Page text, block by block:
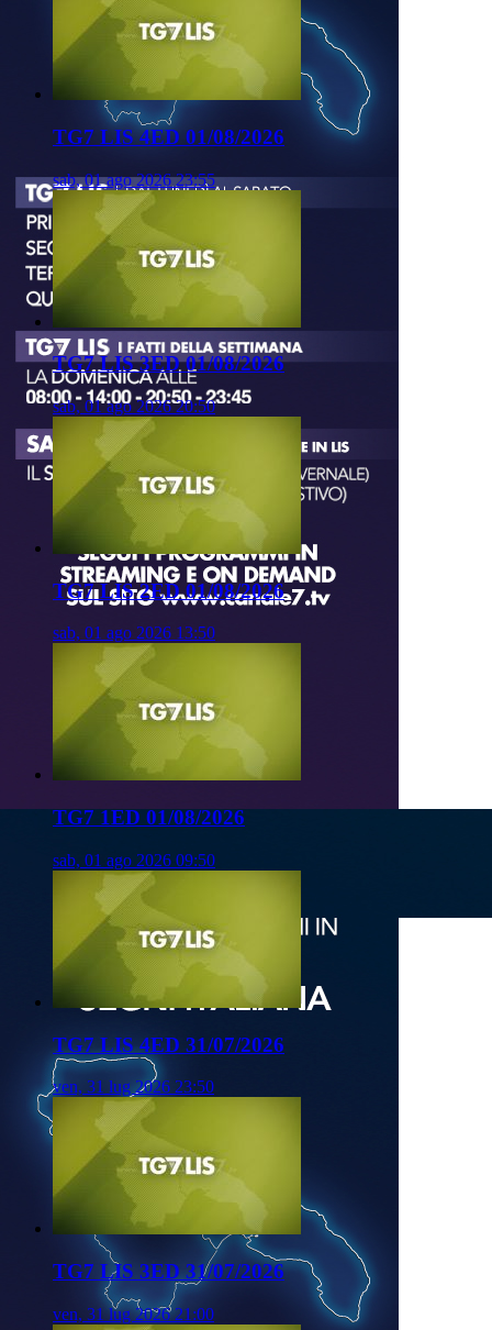
TG7 LIS 4ED 01/08/2026
sab, 01 ago 2026 23:55
TG7 LIS 3ED 01/08/2026
sab, 01 ago 2026 20:50
TG7 LIS 2ED 01/08/2026
sab, 01 ago 2026 13:50
TG7 1ED 01/08/2026
sab, 01 ago 2026 09:50
TG7 LIS 4ED 31/07/2026
ven, 31 lug 2026 23:50
TG7 LIS 3ED 31/07/2026
ven, 31 lug 2026 21:00